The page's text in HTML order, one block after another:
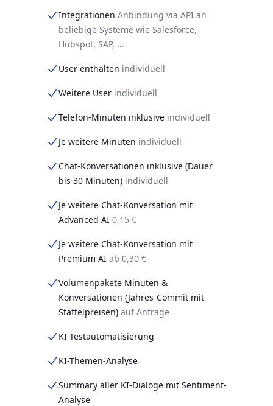
Integrationen Anbindung via API an
beliebige Systeme wie Salesforce,
Hubspot, SAP, …
User enthalten individuell
Weitere User individuell
Telefon-Minuten inklusive individuell
Je weitere Minuten individuell
Chat-Konversationen inklusive (Dauer
bis 30 Minuten) individuell
Je weitere Chat-Konversation mit
Advanced AI 0,15 €
Je weitere Chat-Konversation mit
Premium AI ab 0,30 €
Volumenpakete Minuten &
Konversationen (Jahres-Commit mit
Staffelpreisen) auf Anfrage
KI-Testautomatisierung
KI-Themen-Analyse
Summary aller KI-Dialoge mit Sentiment-
Analyse